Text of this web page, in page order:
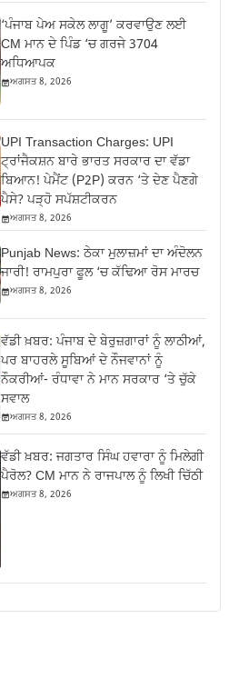
‘ਪੰਜਾਬ ਪੇਅ ਸਕੇਲ ਲਾਗੂ’ ਕਰਵਾਉਣ ਲਈ
CM ਮਾਨ ਦੇ ਪਿੰਡ ‘ਚ ਗਰਜੇ 3704
ਅਧਿਆਪਕ
ਅਗਸਤ 8, 2026
UPI Transaction Charges: UPI
ਟ੍ਰਾਂਜੈਕਸ਼ਨ ਬਾਰੇ ਭਾਰਤ ਸਰਕਾਰ ਦਾ ਵੱਡਾ
ਬਿਆਨ! ਪੇਮੈਂਟ (P2P) ਕਰਨ ‘ਤੇ ਦੇਣ ਪੈਣਗੇ
ਪੈਸੇ? ਪੜ੍ਹੋ ਸਪੱਸ਼ਟੀਕਰਨ
ਅਗਸਤ 8, 2026
Punjab News: ਠੇਕਾ ਮੁਲਾਜ਼ਮਾਂ ਦਾ ਅੰਦੋਲਨ
ਜਾਰੀ! ਰਾਮਪੁਰਾ ਫੂਲ ‘ਚ ਕੱਢਿਆ ਰੋਸ ਮਾਰਚ
ਅਗਸਤ 8, 2026
ਵੱਡੀ ਖ਼ਬਰ: ਪੰਜਾਬ ਦੇ ਬੇਰੁਜ਼ਗਾਰਾਂ ਨੂੰ ਲਾਠੀਆਂ,
ਪਰ ਬਾਹਰਲੇ ਸੂਬਿਆਂ ਦੇ ਨੌਜਵਾਨਾਂ ਨੂੰ
ਨੌਕਰੀਆਂ- ਰੰਧਾਵਾ ਨੇ ਮਾਨ ਸਰਕਾਰ ‘ਤੇ ਚੁੱਕੇ
ਸਵਾਲ
ਅਗਸਤ 8, 2026
ਵੱਡੀ ਖ਼ਬਰ: ਜਗਤਾਰ ਸਿੰਘ ਹਵਾਰਾ ਨੂੰ ਮਿਲੇਗੀ
ਪੈਰੋਲ? CM ਮਾਨ ਨੇ ਰਾਜਪਾਲ ਨੂੰ ਲਿਖੀ ਚਿੱਠੀ
ਅਗਸਤ 8, 2026